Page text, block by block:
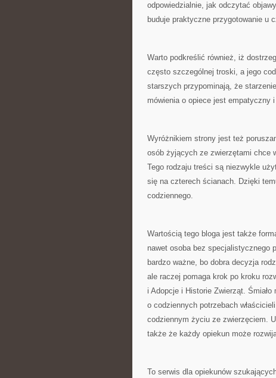
odpowiedzialnie, jak odczytać
buduje praktyczne przygotowanie u
Warto podkreślić również, iż
często szczególnej troski, a jego
starszych przypominają, że
mówienia o opiece jest empatyczny i
Wyróżnikiem strony jest też
osób żyjących ze zwierzętami chce
Tego rodzaju treści są niezwykle
się na czterech ścianach. Dzięki
codziennego.
Wartością tego bloga jest także
nawet osoba bez specjalistycznego
bardzo ważne, bo dobra decyzja
ale raczej pomaga krok po kroku
i Adopcje i Historie Zwierząt.
o codziennych potrzebach
codziennym życiu ze zwierzęciem.
także że każdy opiekun może
To serwis dla opiekunów